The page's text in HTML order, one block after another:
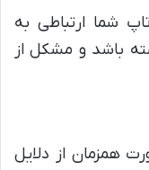
شما ارتباطی به
باشد و مشکل از
همزمان از دلایل